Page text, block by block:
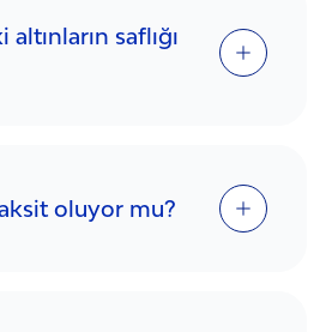
saflığı
oluyor mu?